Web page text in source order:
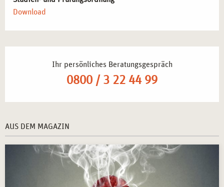
durch gezielte Stressreduktion.
Integration von Stressmanagement-Techniken in den
Stressbewältigung– Durchführung individueller Kurse
und Workshops für verschiedene Zielgruppen.
Fachbereichen– Vertiefung der Kenntnisse in
Gesundheitscoaching.
IHR ABSCHLUSS: KURSLEITUNG
STRESSBEWÄLTIGUNG –
ZUKUNFTSPERSPEKTIVEN IN STUTTGART
Download
Ihr persönliches Beratungsgespräch
0800 / 3 22 44 99
AUS DEM MAGAZIN